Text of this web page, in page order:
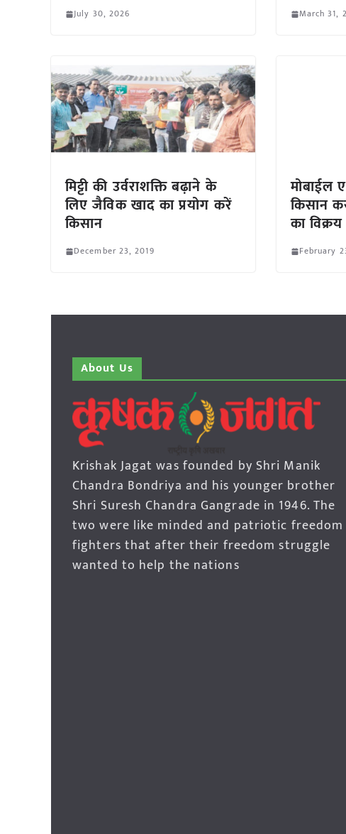
July 30, 2026 March 31,
मिट्टी की उर्वराशक्ति बढ़ाने के
लिए जैविक खाद का प्रयोग करें
किसान
December 23, 2019
मोबाईल
किसान
का विक्रय
February
About Us
Krishak Jagat was founded by Shri Manik
Chandra Bondriya and his younger brother
Shri Suresh Chandra Gangrade in 1946. The
two were like minded and patriotic freedom
fighters that after their freedom struggle
wanted to help the nations